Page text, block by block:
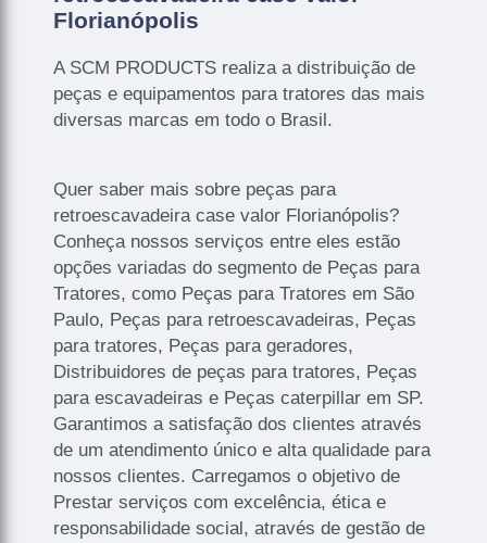
Florianópolis
A SCM PRODUCTS realiza a distribuição de
peças e equipamentos para tratores das mais
diversas marcas em todo o Brasil.
Quer saber mais sobre peças para
retroescavadeira case valor Florianópolis?
Conheça nossos serviços entre eles estão
opções variadas do segmento de Peças para
Tratores, como Peças para Tratores em São
Paulo, Peças para retroescavadeiras, Peças
para tratores, Peças para geradores,
Distribuidores de peças para tratores, Peças
para escavadeiras e Peças caterpillar em SP.
Garantimos a satisfação dos clientes através
de um atendimento único e alta qualidade para
nossos clientes. Carregamos o objetivo de
Prestar serviços com excelência, ética e
responsabilidade social, através de gestão de